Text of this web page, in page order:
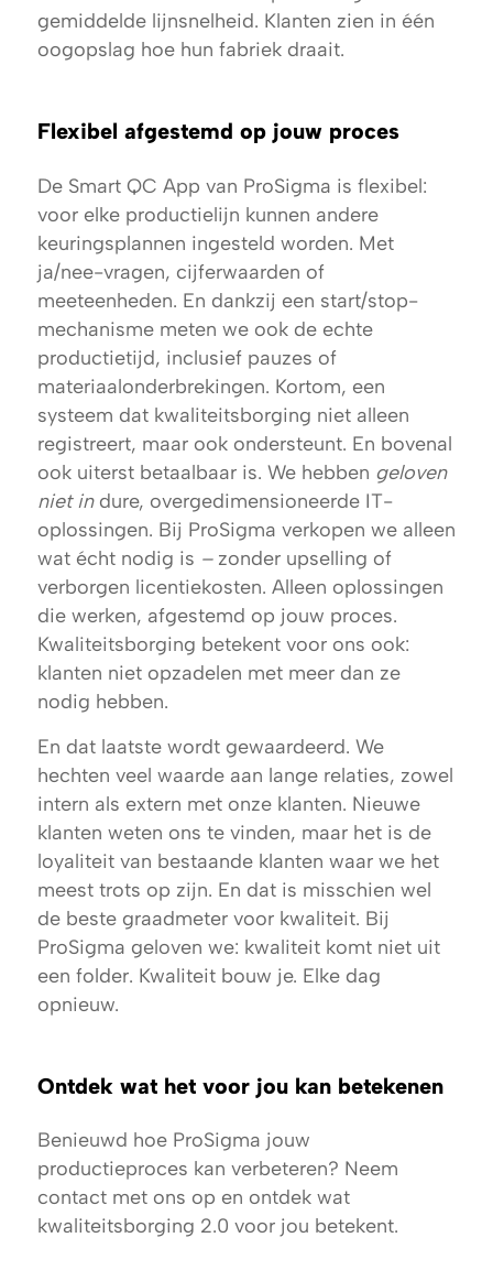
gemiddelde lijnsnelheid. Klanten zien in één
oogopslag hoe hun fabriek draait.
Flexibel afgestemd op jouw proces
De Smart QC App van ProSigma is flexibel:
voor elke productielijn kunnen andere
keuringsplannen ingesteld worden. Met
ja/nee-vragen, cijferwaarden of
meeteenheden. En dankzij een start/stop-
mechanisme meten we ook de echte
productietijd, inclusief pauzes of
materiaalonderbrekingen. Kortom, een
systeem dat kwaliteitsborging niet alleen
registreert, maar ook ondersteunt. En bovenal
ook uiterst betaalbaar is. We hebben geloven
niet in dure, overgedimensioneerde IT-
oplossingen. Bij ProSigma verkopen we alleen
wat écht nodig is –zonder upselling of
verborgen licentiekosten. Alleen oplossingen
die werken, afgestemd op jouw proces.
Kwaliteitsborging betekent voor ons ook:
klanten niet opzadelen met meer dan ze
nodig hebben.
En dat laatste wordt gewaardeerd. We
hechten veel waarde aan lange relaties, zowel
intern als extern met onze klanten. Nieuwe
klanten weten ons te vinden, maar het is de
loyaliteit van bestaande klanten waar we het
meest trots op zijn. En dat is misschien wel
de beste graadmeter voor kwaliteit. Bij
ProSigma geloven we: kwaliteit komt niet uit
een folder. Kwaliteit bouw je. Elke dag
opnieuw.
Ontdek wat het voor jou kan betekenen
Benieuwd hoe ProSigma jouw
productieproces kan verbeteren? Neem
contact met ons op en ontdek wat
kwaliteitsborging 2.0 voor jou betekent.